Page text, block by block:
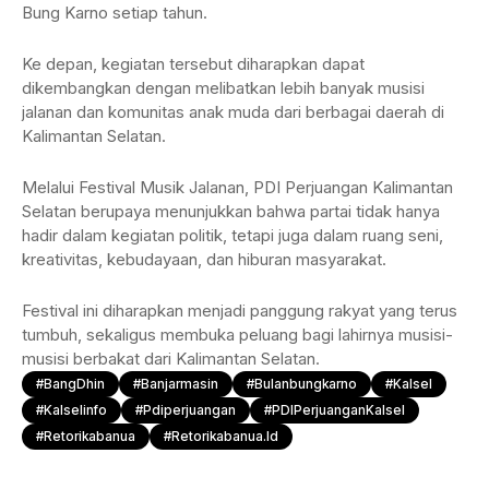
Bung Karno setiap tahun.
Ke depan, kegiatan tersebut diharapkan dapat
dikembangkan dengan melibatkan lebih banyak musisi
jalanan dan komunitas anak muda dari berbagai daerah di
Kalimantan Selatan.
Melalui Festival Musik Jalanan, PDI Perjuangan Kalimantan
Selatan berupaya menunjukkan bahwa partai tidak hanya
hadir dalam kegiatan politik, tetapi juga dalam ruang seni,
kreativitas, kebudayaan, dan hiburan masyarakat.
Festival ini diharapkan menjadi panggung rakyat yang terus
tumbuh, sekaligus membuka peluang bagi lahirnya musisi-
musisi berbakat dari Kalimantan Selatan.
#BangDhin #Banjarmasin #bulanbungkarno
#Kalsel
#kalselinfo
#pdiperjuangan
#PDIPerjuanganKalsel
#retorikabanua
#retorikabanua.id